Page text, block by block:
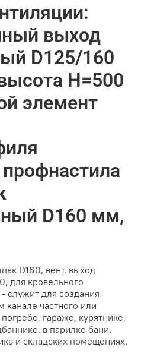
выход
D125/160
H=500
элемент
D160 мм,
D160, вент. выход
для кровельного
служит для создания
канале частного или
гараже, курятнике,
в парилке бани,
и складских помещениях.